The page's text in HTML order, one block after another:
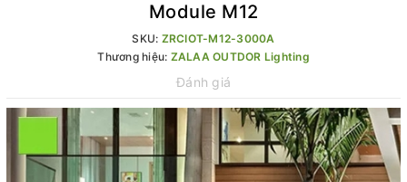
Module M12
SKU: ZRCIOT-M12-3000A
Thương hiệu: ZALAA OUTDOR Lighting
Đánh giá